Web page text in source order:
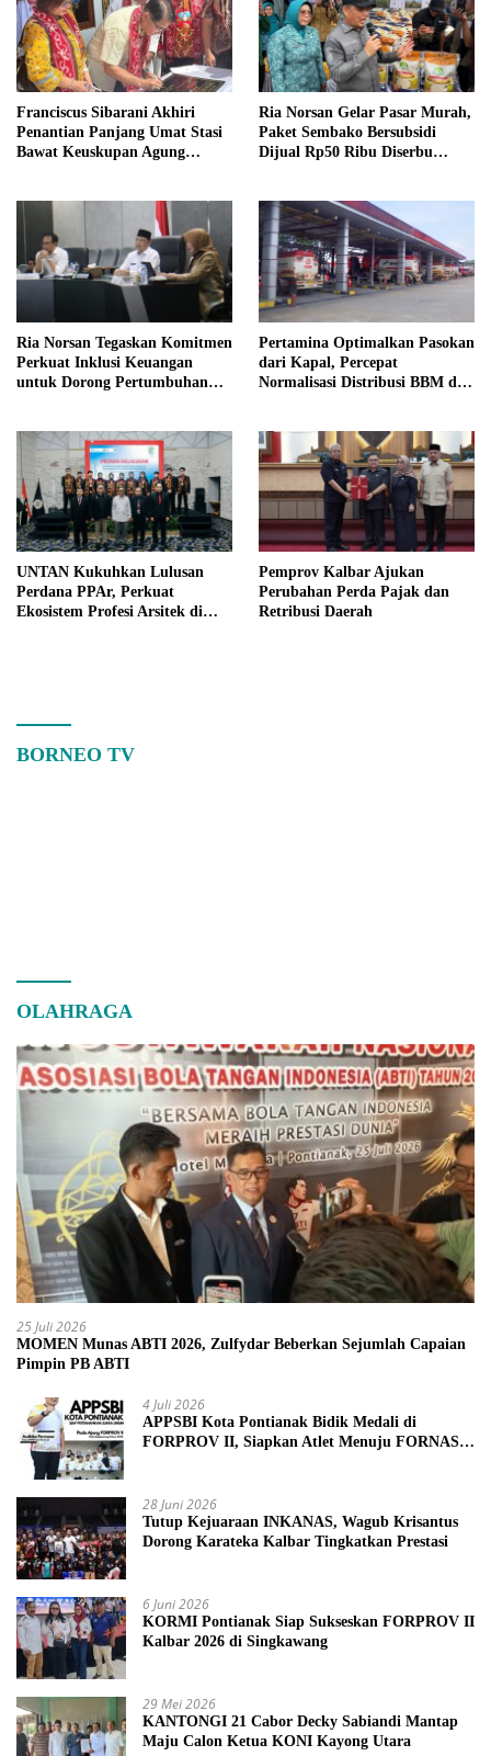
Franciscus Sibarani Akhiri
Penantian Panjang Umat Stasi
Bawat Keuskupan Agung
Ria Norsan Gelar Pasar Murah,
Paket Sembako Bersubsidi
Dijual Rp50 Ribu Diserbu
Ria Norsan Tegaskan Komitmen
Perkuat Inklusi Keuangan
untuk Dorong Pertumbuhan
Pertamina Optimalkan Pasokan
dari Kapal, Percepat
Normalisasi Distribusi BBM di
UNTAN Kukuhkan Lulusan
Perdana PPAr, Perkuat
Ekosistem Profesi Arsitek di
Pemprov Kalbar Ajukan
Perubahan Perda Pajak dan
Retribusi Daerah
BORNEO TV
OLAHRAGA
25 Juli 2026
MOMEN Munas ABTI 2026, Zulfydar Beberkan Sejumlah Capaian
Pimpin PB ABTI
4 Juli 2026
APPSBI Kota Pontianak Bidik Medali di
FORPROV II, Siapkan Atlet Menuju FORNAS
28 Juni 2026
Tutup Kejuaraan INKANAS, Wagub Krisantus
Dorong Karateka Kalbar Tingkatkan Prestasi
6 Juni 2026
KORMI Pontianak Siap Sukseskan FORPROV II
Kalbar 2026 di Singkawang
29 Mei 2026
KANTONGI 21 Cabor Decky Sabiandi Mantap
Maju Calon Ketua KONI Kayong Utara